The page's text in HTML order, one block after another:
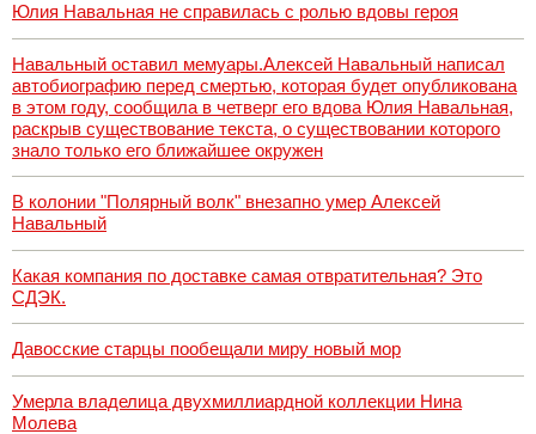
Юлия Навальная не справилась с ролью вдовы героя
Навальный оставил мемуары.Алексей Навальный написал
автобиографию перед смертью, которая будет опубликована
в этом году, сообщила в четверг его вдова Юлия Навальная,
раскрыв существование текста, о существовании которого
знало только его ближайшее окружен
В колонии "Полярный волк" внезапно умер Алексей
Навальный
Какая компания по доставке самая отвратительная? Это
СДЭК.
Давосские старцы пообещали миру новый мор
Умерла владелица двухмиллиардной коллекции Нина
Молева